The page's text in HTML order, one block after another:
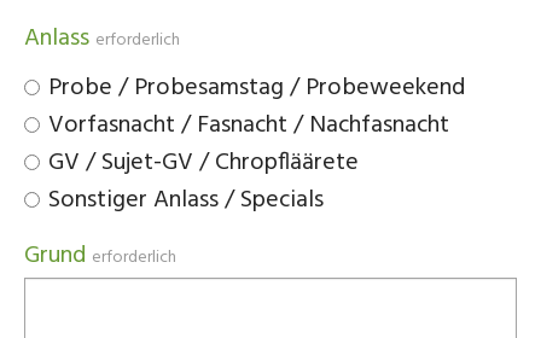
Anlass erforderlich
Probe / Probesamstag / Probeweekend
Vorfasnacht / Fasnacht / Nachfasnacht
GV / Sujet-GV / Chropfläärete
Sonstiger Anlass / Specials
Grund erforderlich